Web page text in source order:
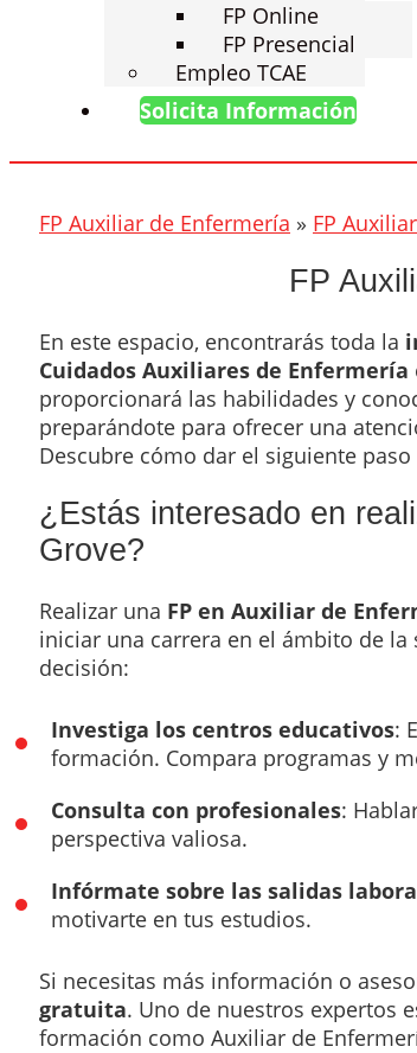
FP Online
FP Presencial
Empleo TCAE
Solicita Información
FP Auxiliar de Enfermería » FP
FP
En este espacio, encontrarás toda la
Cuidados Auxiliares de Enfermería
proporcionará las habilidades y
preparándote para ofrecer una
Descubre cómo dar el siguiente paso
¿Estás interesado en
Grove?
Realizar una FP en Auxiliar de
iniciar una carrera en el ámbito de
decisión:
Investiga los centros educativos:
formación. Compara programas y
Consulta con profesionales:
perspectiva valiosa.
Infórmate sobre las salidas
motivarte en tus estudios.
Si necesitas más información o
gratuita. Uno de nuestros expertos
formación como Auxiliar de